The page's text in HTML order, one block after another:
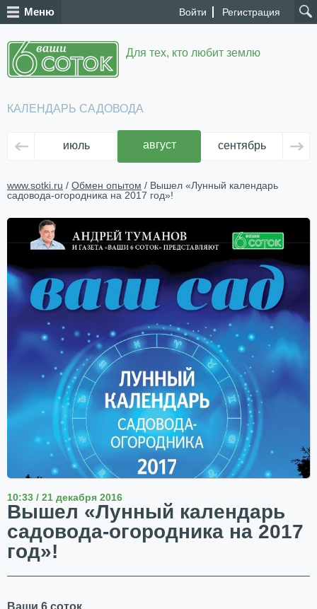
Войти Регистрация
Меню
Для тех, кто любит землю
КАЛЕНДАРЬ САДОВОДА
июль август сентябрь
www.sotki.ru / Обмен опытом / Вышел «Лунный календарь
садовода-огородника на 2017 год»!
10:33 / 21 декабря 2016
Вышел «Лунный календарь
садовода-огородника на 2017
год»!